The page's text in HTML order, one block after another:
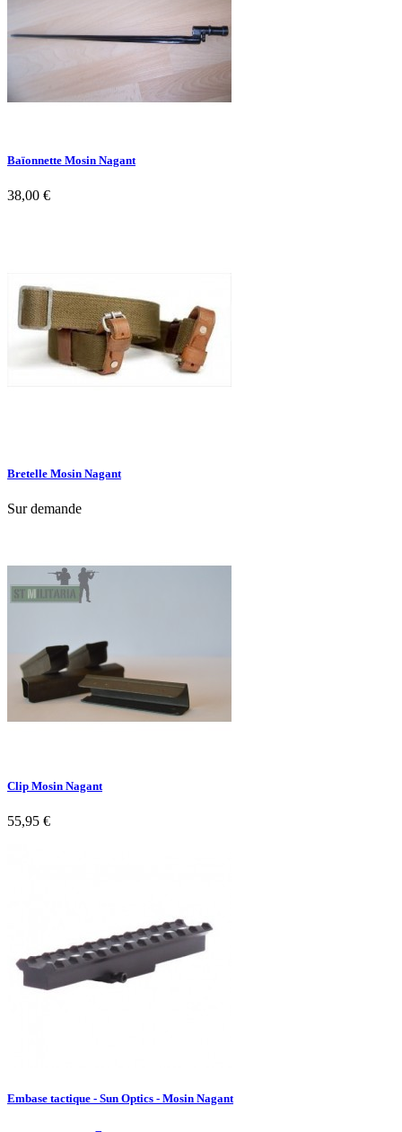
Baïonnette Mosin Nagant
38,00 €
Bretelle Mosin Nagant
Sur demande
Clip Mosin Nagant
55,95 €
Embase tactique - Sun Optics - Mosin Nagant